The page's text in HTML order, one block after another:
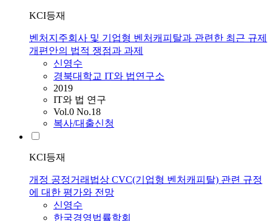
KCI등재
벤처지주회사 및 기업형 벤처캐피탈과 관련한 최근 규제
개편안의 법적 쟁점과 과제
신영수
경북대학교 IT와 법연구소
2019
IT와 법 연구
Vol.0 No.18
복사/대출신청
KCI등재
개정 공정거래법상 CVC(기업형 벤처캐피탈) 관련 규정
에 대한 평가와 전망
신영수
한국경영법률학회